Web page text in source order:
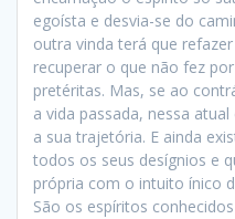
egoísta e desvia-se do
outra vinda terá que
recuperar o que não fez
pretéritas. Mas, se ao
a vida passada, nessa
a sua trajetória. E ainda
todos os seus desígnios e
própria com o intuito ínico
São os espíritos